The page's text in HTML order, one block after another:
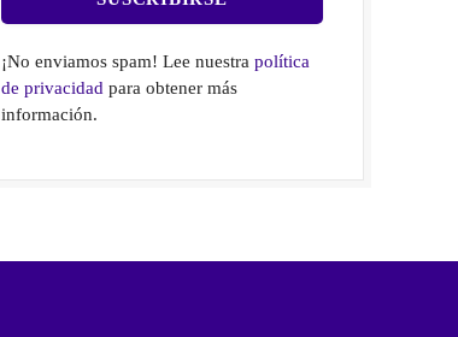
¡No enviamos spam! Lee nuestrapolítica
de privacidad para obtener más
información.